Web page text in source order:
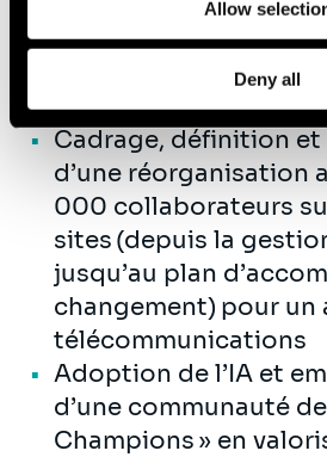
Allow
Deny all
Déploiement du
d’évaluation des
mondiale (130 pays)
multi-énergies
Cadrage, définition
d’une réorganisation
000 collaborateurs
sites (depuis la
jusqu’au plan
changement) pour un
télécommunications
Adoption de l’IA et
d’une communauté de
Champions » en